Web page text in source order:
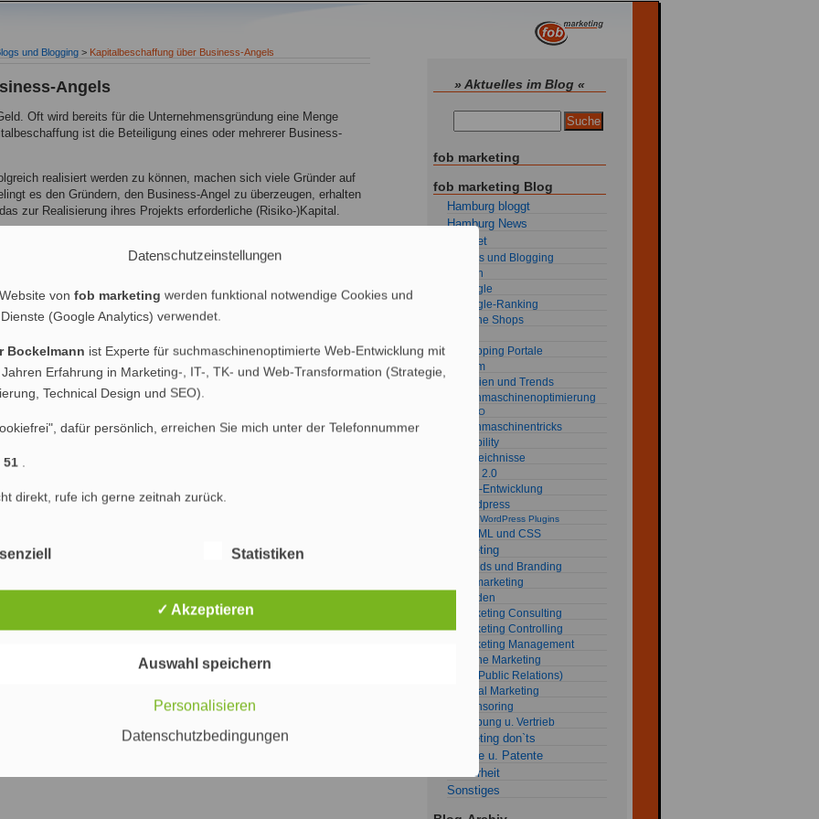
und Blogging > Kapitalbeschaffung über Business-Angels
Angels
Oft wird bereits für die Unternehmensgründung eine Menge
ist die Beteiligung eines oder mehrerer Business-
realisiert werden zu können, machen sich viele Gründer auf
es den Gründern, den Business-Angel zu überzeugen, erhalten
zur Realisierung ihres Projekts erforderliche (Risiko-)Kapital.
Angel für seine Unterstützung in etwa erhält und wie die
Angels in der Praxis funktioniert, findet im Blog von Jens
Angels
- 17:21 Uhr)
,Sonstiges
ist deaktiviert
» Aktuelles im Blog «
fob marketing
fob marketing Blog
Hamburg bloggt
Hamburg News
Internet
Blogs und Blogging
Flash
Google
Google-Ranking
Online Shops
Shopping Portale
Spam
Studien und Trends
Suchmaschinenoptimierung
SEO
Suchmaschinentricks
Usability
Verzeichnisse
Web 2.0
Web-Entwicklung
Wordpress
my WordPress Plugins
XHTML und CSS
Marketing
Brands und Branding
fob marketing
Kunden
Marketing Consulting
Marketing Controlling
Marketing Management
Online Marketing
PR (Public Relations)
Social Marketing
Sponsoring
Werbung u. Vertrieb
Marketing don`ts
Rechte u. Patente
Sicherheit
Sonstiges
Datenschutzeinstellungen
von fob marketing werden funktional notwendige Cookies und
(Google Analytics) verwendet.
Bockelmann ist Experte für suchmaschinenoptimierte Web-Entwicklung mit
Erfahrung in Marketing-, IT-, TK- und Web-Transformation (Strategie,
Technical Design und SEO).
dafür persönlich, erreichen Sie mich unter der Telefonnummer
51
direkt, rufe ich gerne zeitnah zurück.
Statistiken
✓ Akzeptieren
Auswahl speichern
Personalisieren
Datenschutzbedingungen